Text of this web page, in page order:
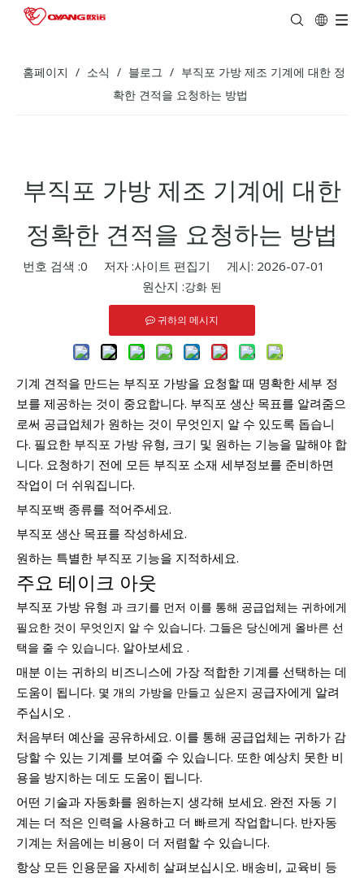
홈페이지 / 소식 / 블로그 / 부직포 가방 제조 기계에 대한 정
확한 견적을 요청하는 방법
부직포 가방 제조 기계에 대한
정확한 견적을 요청하는 방법
번호 검색 :0 저자 :사이트 편집기 게시: 2026-07-01
원산지 :강화 된
귀하의 메시지
기계 견적을 만드는 부직포 가방을 요청할 때 명확한 세부 정
보를 제공하는 것이 중요합니다. 부직포 생산 목표를 알려줌으
로써 공급업체가 원하는 것이 무엇인지 알 수 있도록 돕습니
다. 필요한 부직포 가방 유형, 크기 및 원하는 기능을 말해야 합
니다. 요청하기 전에 모든 부직포 소재 세부정보를 준비하면
작업이 더 쉬워집니다.
부직포백 종류를 적어주세요.
부직포 생산 목표를 작성하세요.
원하는 특별한 부직포 기능을 지적하세요.
주요 테이크 아웃
부직포 가방 유형 과 크기를 먼저 이를 통해 공급업체는 귀하에게
필요한 것이 무엇인지 알 수 있습니다. 그들은 당신에게 올바른 선
택을 줄 수 있습니다. 알아보세요 .
매분 이는 귀하의 비즈니스에 가장 적합한 기계를 선택하는 데
도움이 됩니다. 몇 개의 가방을 만들고 싶은지 공급자에게 알려
주십시오 .
처음부터 예산을 공유하세요. 이를 통해 공급업체는 귀하가 감
당할 수 있는 기계를 보여줄 수 있습니다. 또한 예상치 못한 비
용을 방지하는 데도 도움이 됩니다.
어떤 기술과 자동화를 원하는지 생각해 보세요. 완전 자동 기
계는 더 적은 인력을 사용하고 더 빠르게 작업합니다. 반자동
기계는 처음에는 비용이 더 저렴할 수 있습니다.
항상 모든 인용문을 자세히 살펴보십시오. 배송비, 교육비 등